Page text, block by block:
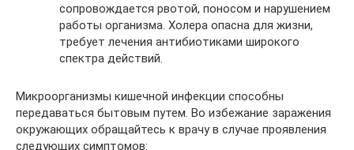
сопровождается рвотой, поносом и нарушением
работы организма. Холера опасна для жизни,
требует лечения антибиотиками широкого
спектра действий.
Микроорганизмы кишечной инфекции способны
передаваться бытовым путем. Во избежание заражения
окружающих обращайтесь к врачу в случае проявления
следующих симптомов: